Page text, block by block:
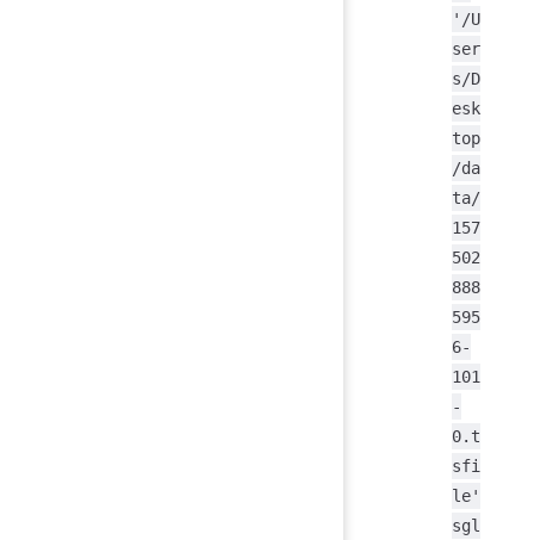
'/U
ser
s/D
esk
top
/da
ta/
157
502
888
595
6-
101
-
0.t
sfi
le'
sgl